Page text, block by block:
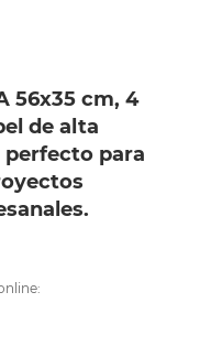
56x35 cm, 4
de alta
perfecto para